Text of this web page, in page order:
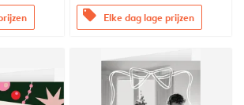
offers Elke dag lage prijzen